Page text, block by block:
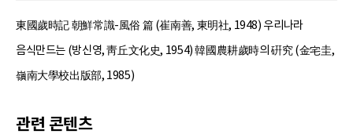
東國歲時記 朝鮮常識-風俗 篇 (崔南善, 東明社, 1948) 우리나라
음식만드는 (방신영, 靑丘文化史, 1954) 韓國農耕歲時의 硏究 (金宅圭,
嶺南大學校出版部, 1985)
관련 콘텐츠